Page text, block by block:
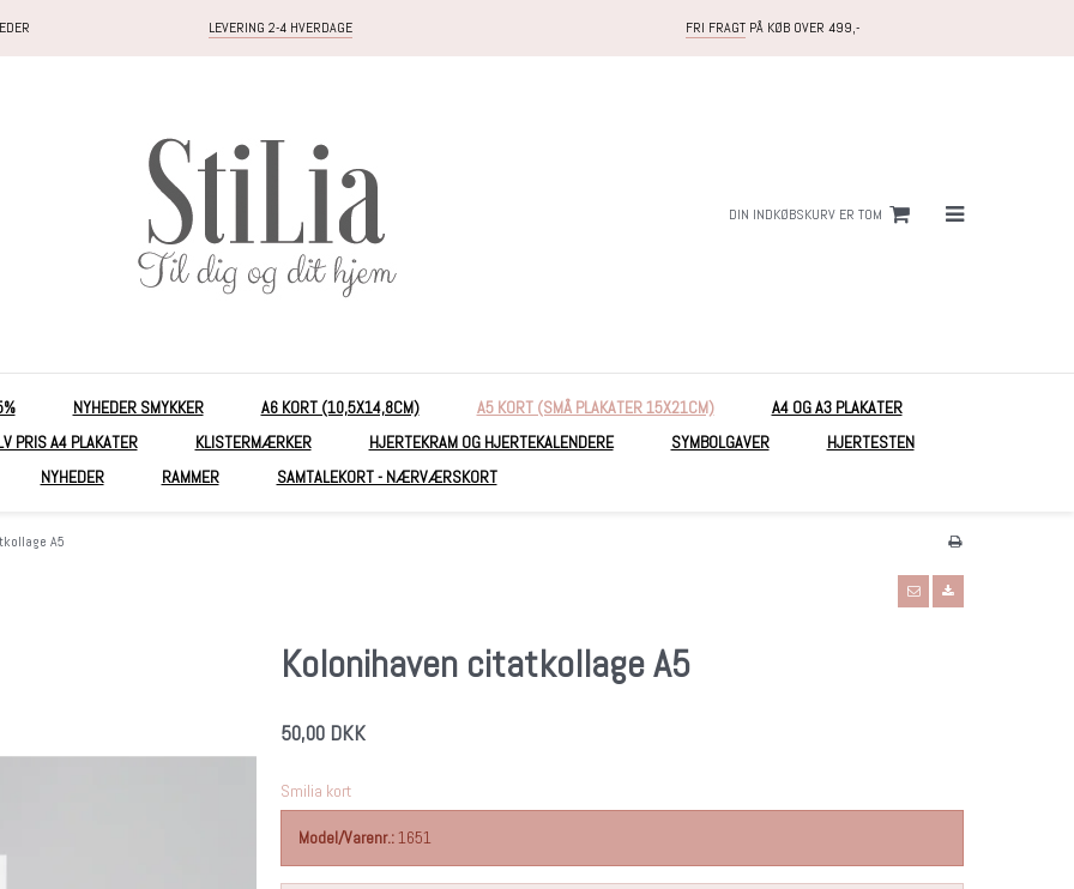
LEVERING 2-4 HVERDAGE FRI FRAGT PÅ KØB OVER 499,-
DIN INDKØBSKURV ER TOM
NYHEDER SMYKKER A6 KORT (10,5X14,8CM) A5 KORT (SMÅ PLAKATER 15X21CM)
A4 OG A3 PLAKATER
PRIS A4 PLAKATER
KLISTERMÆRKER HJERTEKRAM OG HJERTEKALENDERE SYMBOLGAVER
HJERTESTEN
NYHEDER
RAMMER SAMTALEKORT - NÆRVÆRSKORT
A5
Kolonihaven citatkollage A5
50,00 DKK
Smilia kort
Model/Varenr.:1651